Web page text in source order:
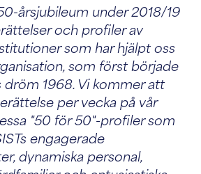
årsjubileum under 2018/19
och profiler av
som har hjälpt oss
som först började
1968. Vi kommer att
per vecka på vår
"50 för 50"-profiler som
engagerade
dynamiska personal,